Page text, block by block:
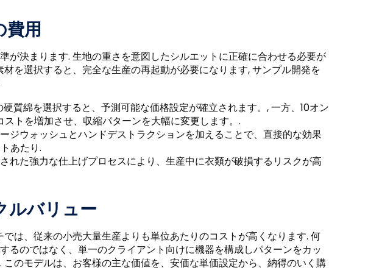
費用
が決まります. 生地の重さを意図したシルエットに正確に合わせる必要が
を選択すると、完全な生産の再起動が必要になります, サンプル開発を
硬質綿を選択すると、予測可能な価格設定が確立されます。, 一方、10オン
トを増加させ、収縮パターンを大幅に変更します。.
ジウォッシュとハンドデストラクションを加えることで、直接的な効果
あたり.
れた強力な仕上げプロセスにより、生産中に衣類が破損するリスクが高
ルバリュー
は、従来の小売大量生産よりも単位あたりのコストが高くなります. 何
るのではなく、単一のクライアント向けに機器を構成しパターンをカッ
このモデルは、お客様の主な価値を、安価な単価設定から、納得のいく購